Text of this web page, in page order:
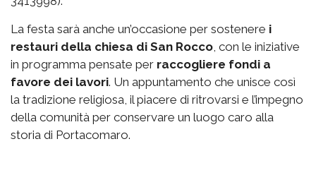
La festa sarà anche un’occasione per sostenere i
restauri della chiesa di San Rocco , con le iniziative
in programma pensate per raccogliere fondi a
favore dei lavori. Un appuntamento che unisce così
la tradizione religiosa, il piacere di ritrovarsi e l’impegno
della comunità per conservare un luogo caro alla
storia di Portacomaro.